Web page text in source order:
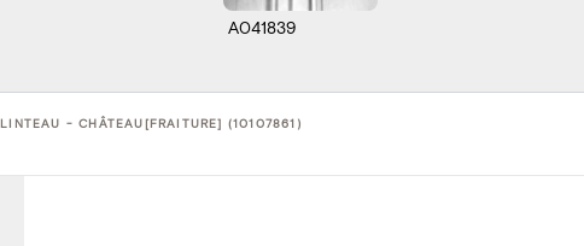
A041839
LINTEAU - CHÂTEAU[FRAITURE] (10107861)